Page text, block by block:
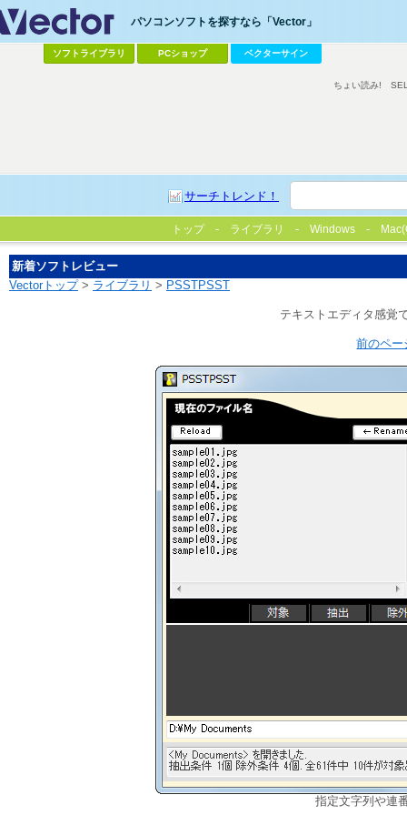
パソコンソフトを探すなら「Vector」
ソフトライブラリ PCショップ ベクターサイン
サーチトレンド！
ちょい読み!
トップ ライブラリ Windows
新着ソフトレビュー
Vectorトップ> ライブラリ > PSSTPSST
テキストエディタ感覚
前のペー
指定文字列や連